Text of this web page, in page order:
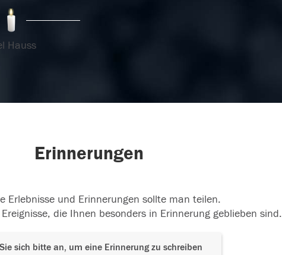
Hauss
Erinnerungen
Erlebnisse und Erinnerungen sollte man teilen.
die Ihnen besonders in Erinnerung geblieben sind.
sich bitte an, um eine Erinnerung zu schreiben